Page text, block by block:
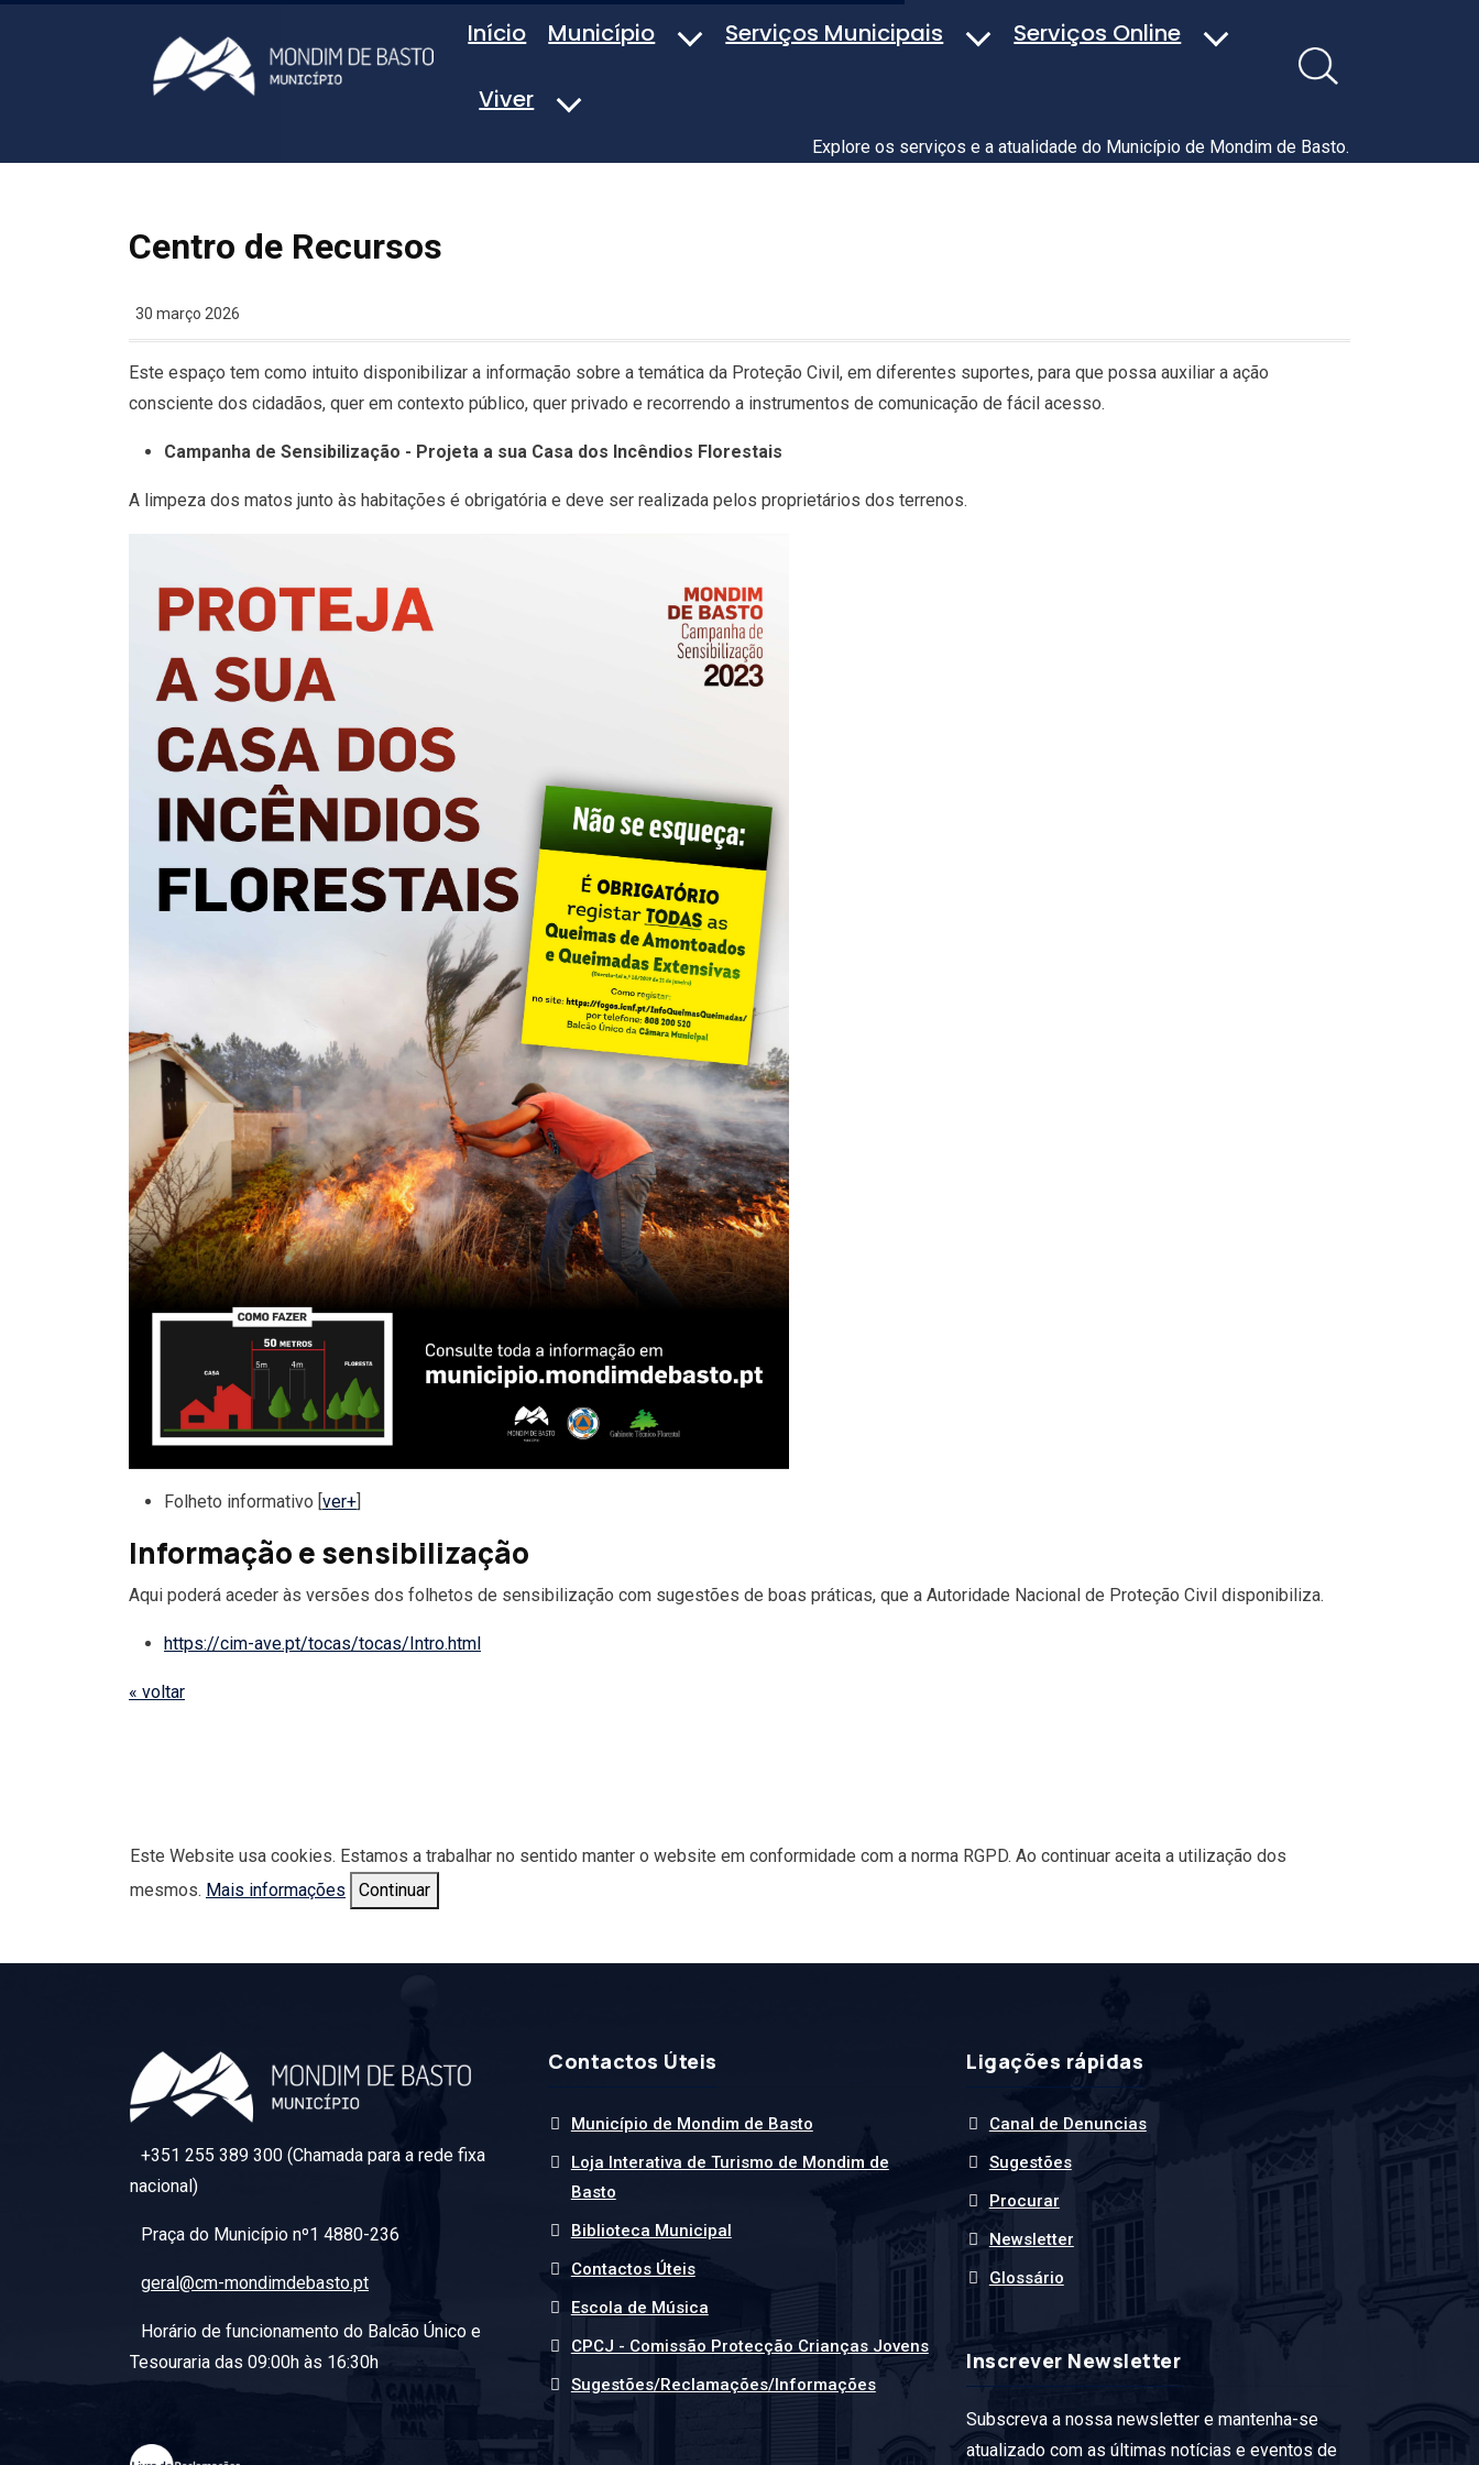
Início Município Serviços Municipais Serviços Online
Viver
Explore os serviços e a atualidade do Município de Mondim de Basto.
Centro de Recursos
30 março 2026
Este espaço tem como intuito disponibilizar a informação sobre a temática da Proteção Civil, em diferentes suportes, para que possa auxiliar a ação
consciente dos cidadãos, quer em contexto público, quer privado e recorrendo a instrumentos de comunicação de fácil acesso.
Campanha de Sensibilização - Projeta a sua Casa dos Incêndios Florestais
A limpeza dos matos junto às habitações é obrigatória e deve ser realizada pelos proprietários dos terrenos.
Folheto informativo [ver+]
Informação e sensibilização
Aqui poderá aceder às versões dos folhetos de sensibilização com sugestões de boas práticas, que a Autoridade Nacional de Proteção Civil disponibiliza.
https://cim-ave.pt/tocas/tocas/Intro.html
« voltar
Este Website usa cookies. Estamos a trabalhar no sentido manter o website em conformidade com a norma RGPD. Ao continuar aceita a utilização dos
mesmos. Mais informações Continuar
+351 255 389 300 (Chamada para a rede fixa
nacional)
Praça do Município nº1 4880-236
geral@cm-mondimdebasto.pt
Horário de funcionamento do Balcão Único e
Tesouraria das 09:00h às 16:30h
Contactos Úteis
Município de Mondim de Basto
Loja Interativa de Turismo de Mondim de
Basto
Biblioteca Municipal
Contactos Úteis
Escola de Música
CPCJ - Comissão Protecção Crianças Jovens
Sugestões/Reclamações/Informações
Ligações rápidas
Canal de Denuncias
Sugestões
Procurar
Newsletter
Glossário
Inscrever Newsletter
Subscreva a nossa newsletter e mantenha-se
atualizado com as últimas notícias e eventos de